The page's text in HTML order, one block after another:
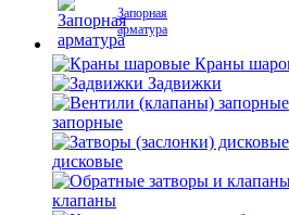
Запорная
арматура
Краны
Задвижки
запорные
дисковые
клапаны